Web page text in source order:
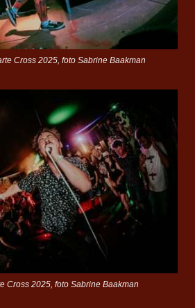
Cross 2025, foto Sabrine Baakman
Cross 2025, foto Sabrine Baakman